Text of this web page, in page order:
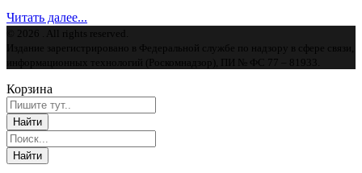
Читать далее...
© 2026 . All rights reserved.
Издание зарегистрировано в Федеральной службе по надзору в сфере связи,
информационных технологий (Роскомнадзор), ПИ № ФС 77 – 81933.
Корзина